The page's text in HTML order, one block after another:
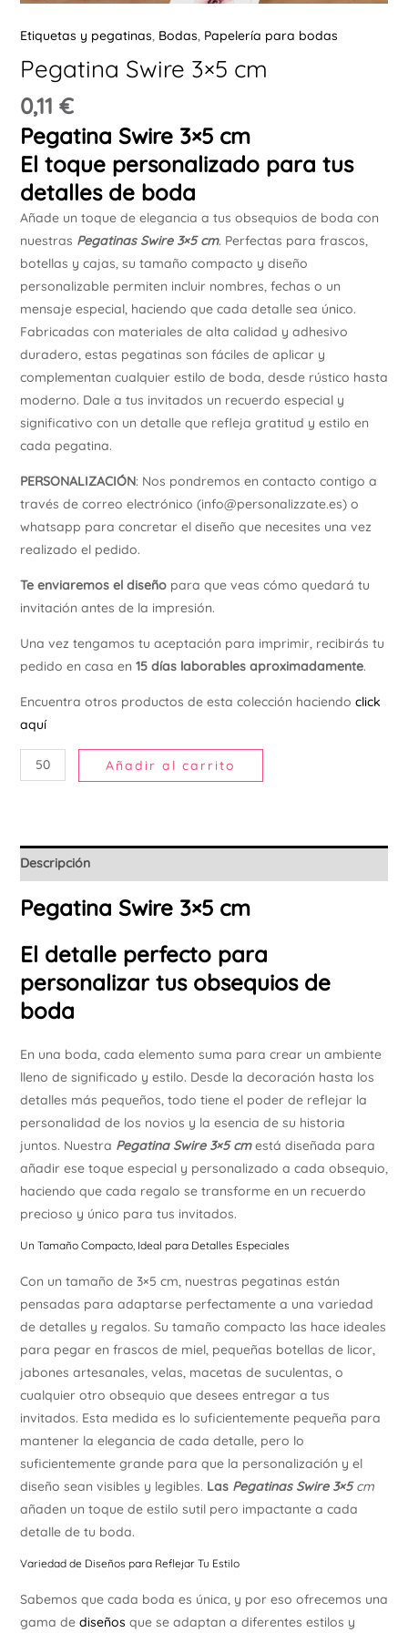
Etiquetas y pegatinas, Bodas, Papelería para bodas
Pegatina Swire 3×5 cm
0,11 €
Pegatina Swire 3×5 cm
El toque personalizado para tus
detalles de boda
Añade un toque de elegancia a tus obsequios de boda con
nuestras Pegatinas Swire 3×5 cm. Perfectas para frascos,
botellas y cajas, su tamaño compacto y diseño
personalizable permiten incluir nombres, fechas o un
mensaje especial, haciendo que cada detalle sea único.
Fabricadas con materiales de alta calidad y adhesivo
duradero, estas pegatinas son fáciles de aplicar y
complementan cualquier estilo de boda, desde rústico hasta
moderno. Dale a tus invitados un recuerdo especial y
significativo con un detalle que refleja gratitud y estilo en
cada pegatina.
PERSONALIZACIÓN: Nos pondremos en contacto contigo a
través de correo electrónico (info@personalizzate.es) o
whatsapp para concretar el diseño que necesites una vez
realizado el pedido.
Te enviaremos el diseñopara que veas cómo quedará tu
invitación antes de la impresión.
Una vez tengamos tu aceptación para imprimir, recibirás tu
pedido en casa en 15 días laborables aproximadamente.
Encuentra otros productos de esta colección haciendo click
aquí
Añadir al carrito
Descripción
Pegatina Swire 3×5 cm
El detalle perfecto para
personalizar tus obsequios de
boda
En una boda, cada elemento suma para crear un ambiente
lleno de significado y estilo. Desde la decoración hasta los
detalles más pequeños, todo tiene el poder de reflejar la
personalidad de los novios y la esencia de su historia
juntos. Nuestra Pegatina Swire 3×5 cm está diseñada para
añadir ese toque especial y personalizado a cada obsequio,
haciendo que cada regalo se transforme en un recuerdo
precioso y único para tus invitados.
Un Tamaño Compacto, Ideal para Detalles Especiales
Con un tamaño de 3×5 cm, nuestras pegatinas están
pensadas para adaptarse perfectamente a una variedad
de detalles y regalos. Su tamaño compacto las hace ideales
para pegar en frascos de miel, pequeñas botellas de licor,
jabones artesanales, velas, macetas de suculentas, o
cualquier otro obsequio que desees entregar a tus
invitados. Esta medida es lo suficientemente pequeña para
mantener la elegancia de cada detalle, pero lo
suficientemente grande para que la personalización y el
diseño sean visibles y legibles. Las Pegatinas Swire 3×5cm
añaden un toque de estilo sutil pero impactante a cada
detalle de tu boda.
Variedad de Diseños para Reflejar Tu Estilo
Sabemos que cada boda es única, y por eso ofrecemos una
gama de diseños que se adaptan a diferentes estilos y